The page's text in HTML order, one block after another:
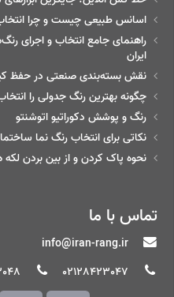
اسانس طبیعی چیست و چرا
راهنمای جامع انتخاب و اجرای
ایران
نقش بسته‌بندی صنعتی در حفظ
چگونه بهترین رنگ جدولی را
رنگ و پوشش دکوراتیو اتوشنتو
نکاتی برای انتخاب رنگ نما
نحوه پاک کردن و از بین بردن
تماس با ما
info@iran-rang.ir
02128423047